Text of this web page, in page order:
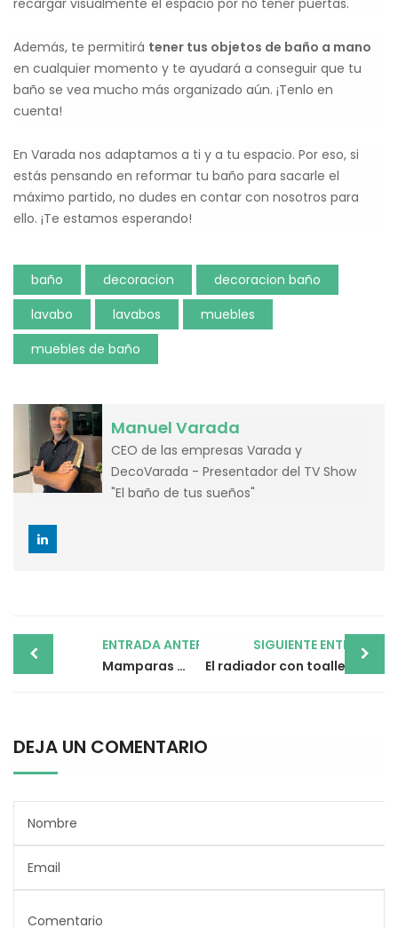
recargar visualmente el espacio por no tener puertas.
Además, te permitirá tener tus objetos de baño a mano
en cualquier momento y te ayudará a conseguir que tu
baño se vea mucho más organizado aún. ¡Tenlo en
cuenta!
En Varada nos adaptamos a ti y a tu espacio. Por eso, si
estás pensando en reformar tu baño para sacarle el
máximo partido, no dudes en contar con nosotros para
ello. ¡Te estamos esperando!
baño decoracion
decoracion baño
lavabo
lavabos
muebles
muebles de baño
Manuel Varada
CEO de las empresas Varada y
DecoVarada - Presentador del TV Show
"El baño de tus sueños"
navigation
ENTRADA ANTERIOR
Mamparas de ducha con poco perfil VS con perfiles
SIGUIENTE ENTRADA
DEJA UN COMENTARIO